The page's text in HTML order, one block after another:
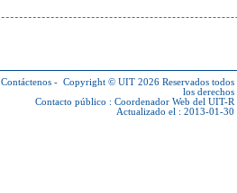
Contáctenos - Copyright © UIT 2026 Reservados todos
los derechos
Contacto público : Coordenador Web del UIT-R
Actualizado el : 2013-01-30